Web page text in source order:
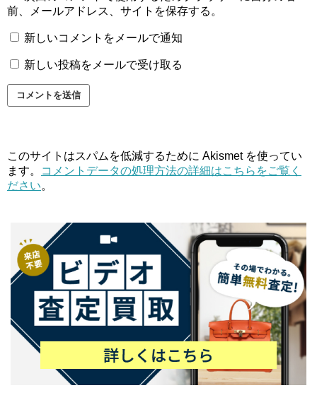
前、メールアドレス、サイトを保存する。
新しいコメントをメールで通知
新しい投稿をメールで受け取る
このサイトはスパムを低減するために Akismet を使ってい
ます。
コメントデータの処理方法の詳細はこちらをご覧く
ださい。